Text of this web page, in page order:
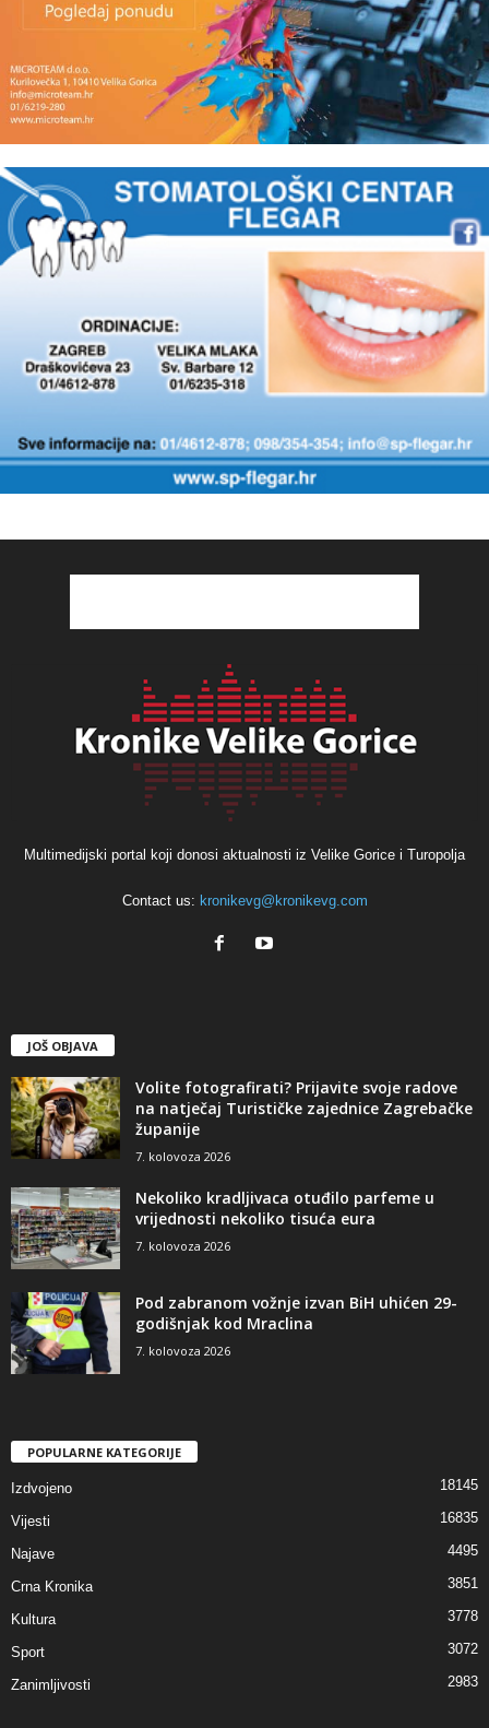
Multimedijski portal koji donosi aktualnosti iz Velike Gorice i Turopolja
Contact us: kronikevg@kronikevg.com
JOŠ OBJAVA
Volite fotografirati? Prijavite svoje radove
na natječaj Turističke zajednice Zagrebačke
županije
7. kolovoza 2026
Nekoliko kradljivaca otuđilo parfeme u
vrijednosti nekoliko tisuća eura
7. kolovoza 2026
Pod zabranom vožnje izvan BiH uhićen 29-
godišnjak kod Mraclina
7. kolovoza 2026
POPULARNE KATEGORIJE
Izdvojeno 18145
Vijesti 16835
Najave 4495
Crna Kronika 3851
Kultura 3778
Sport 3072
Zanimljivosti 2983